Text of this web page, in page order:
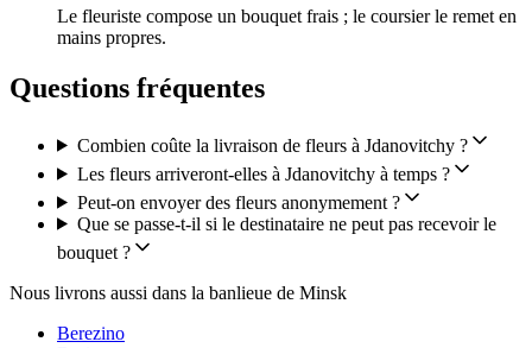
Le fleuriste compose un bouquet frais ; le coursier le remet en
mains propres.
Questions fréquentes
Combien coûte la livraison de fleurs à Jdanovitchy ?
Les fleurs arriveront-elles à Jdanovitchy à temps ?
Peut-on envoyer des fleurs anonymement ?
Que se passe-t-il si le destinataire ne peut pas recevoir le
bouquet ?
Nous livrons aussi dans la banlieue de Minsk
Berezino